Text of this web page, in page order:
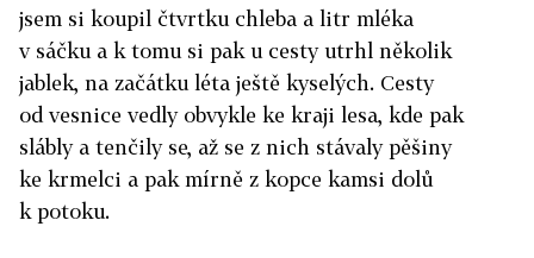
jsem si koupil čtvrtku chleba a litr mléka
v sáčku a k tomu si pak u cesty utrhl několik
jablek, na začátku léta ještě kyselých. Cesty
od vesnice vedly obvykle ke kraji lesa, kde pak
slábly a tenčily se, až se z nich stávaly pěšiny
ke krmelci a pak mírně z kopce kamsi dolů
k potoku.